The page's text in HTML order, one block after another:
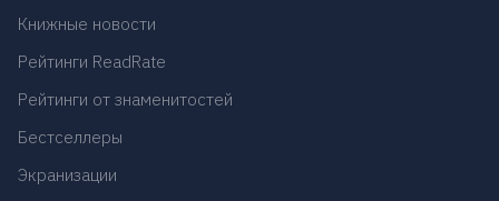
Книжные новости
Рейтинги ReadRate
Рейтинги от знаменитостей
Бестселлеры
Экранизации